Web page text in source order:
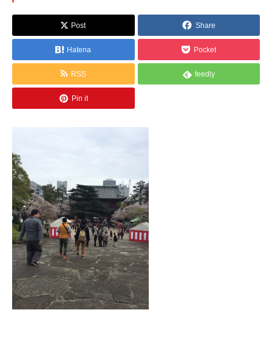
Post Share
Hatena Pocket
RSS feedly
Pin it